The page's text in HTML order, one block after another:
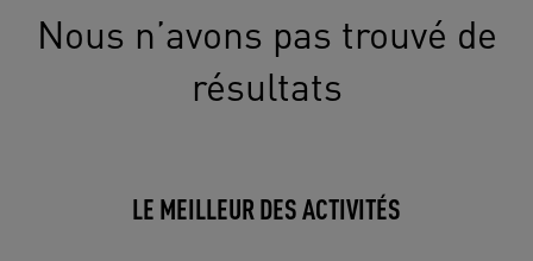
Nous n’avons pas trouvé de
résultats
LE MEILLEUR DES ACTIVITÉS